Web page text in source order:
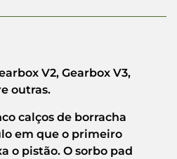
V2, Gearbox V3,
outras.
calços de borracha
em que o primeiro
o pistão. O sorbo pad